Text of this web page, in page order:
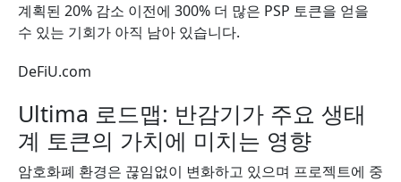
계획된 20% 감소 이전에 300% 더 많은 PSP 토큰을 얻을
수 있는 기회가 아직 남아 있습니다.
DeFiU.com
Ultima 로드맵: 반감기가 주요 생태
계 토큰의 가치에 미치는 영향
암호화폐 환경은 끊임없이 변화하고 있으며 프로젝트에 중